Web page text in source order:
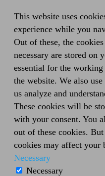
This website uses
experience while you
Out of these, the
necessary are stored on
essential for the
the website. We also
us analyze and
These cookies will be
with your consent. You
out of these cookies.
cookies may affect your
Necessary
Necessary